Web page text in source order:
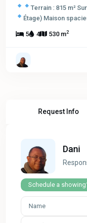
Terrain : 815 m²
Étage)Maison
5 4 530 m2
Request Info
Dani
Schedule a